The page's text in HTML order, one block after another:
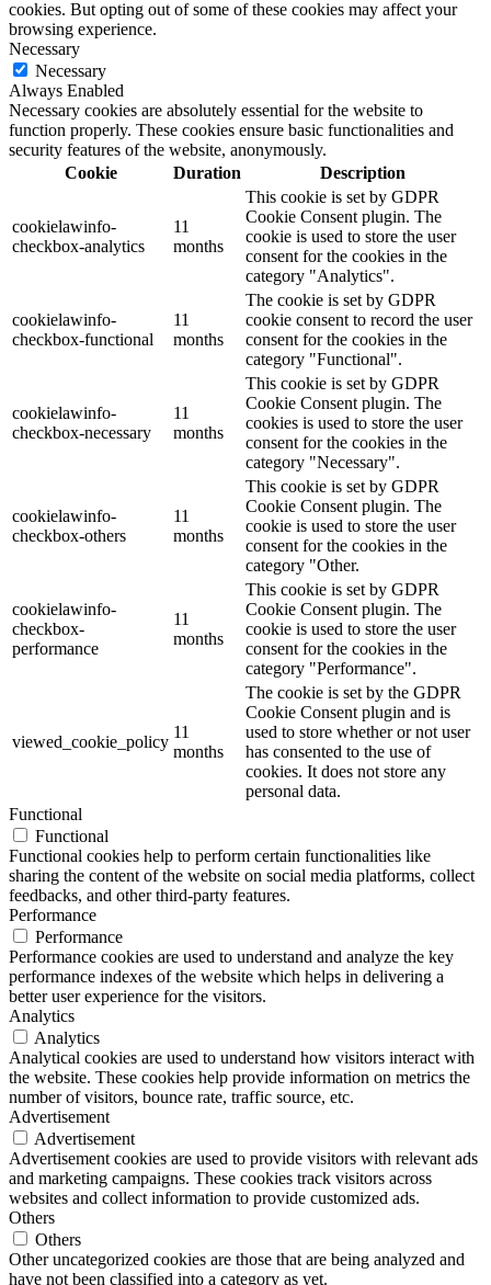
cookies. But opting out of some of these cookies may affect your
browsing experience.
Necessary
Necessary
Always Enabled
Necessary cookies are absolutely essential for the website to
function properly. These cookies ensure basic functionalities and
security features of the website, anonymously.
Cookie
Duration Description
cookielawinfo-
checkbox-analytics
11
months
This cookie is set by GDPR
Cookie Consent plugin. The
cookie is used to store the user
consent for the cookies in the
category "Analytics".
cookielawinfo-
checkbox-functional
11
months
The cookie is set by GDPR
cookie consent to record the user
consent for the cookies in the
category "Functional".
cookielawinfo-
checkbox-necessary
11
months
This cookie is set by GDPR
Cookie Consent plugin. The
cookies is used to store the user
consent for the cookies in the
category "Necessary".
cookielawinfo-
checkbox-others
11
months
This cookie is set by GDPR
Cookie Consent plugin. The
cookie is used to store the user
consent for the cookies in the
category "Other.
cookielawinfo-
checkbox-
performance
11
months
This cookie is set by GDPR
Cookie Consent plugin. The
cookie is used to store the user
consent for the cookies in the
category "Performance".
viewed_cookie_policy
11
months
The cookie is set by the GDPR
Cookie Consent plugin and is
used to store whether or not user
has consented to the use of
cookies. It does not store any
personal data.
Functional
Functional
Functional cookies help to perform certain functionalities like
sharing the content of the website on social media platforms, collect
feedbacks, and other third-party features.
Performance
Performance
Performance cookies are used to understand and analyze the key
performance indexes of the website which helps in delivering a
better user experience for the visitors.
Analytics
Analytics
Analytical cookies are used to understand how visitors interact with
the website. These cookies help provide information on metrics the
number of visitors, bounce rate, traffic source, etc.
Advertisement
Advertisement
Advertisement cookies are used to provide visitors with relevant ads
and marketing campaigns. These cookies track visitors across
websites and collect information to provide customized ads.
Others
Others
Other uncategorized cookies are those that are being analyzed and
have not been classified into a category as yet.